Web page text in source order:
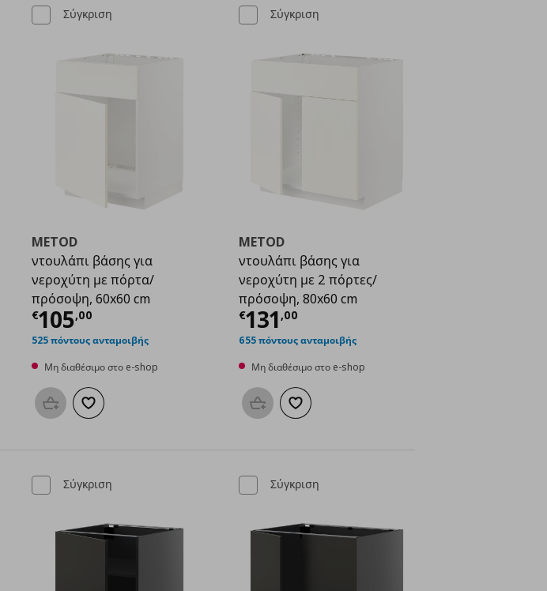
€ 80,00
Σύγκριση
METOD
ντουλάπι βάσης για
νεροχύτη με πόρτα/
πρόσοψη, 60x60 cm
€105,00
Τρέχουσα τιμή € 105,00
525 πόντους ανταμοιβής
Μη διαθέσιμο στο e-shop
Προσθήκη στο καλάθι
Προσθήκη στα αγαπημένα
Σύγκριση
METOD
ντουλάπι βάσης για
νεροχύτη με 2 πόρτες/
πρόσοψη, 80x60 cm
€131,00
Τρέχουσα τιμή
655 πόντους ανταμοιβής
Μη διαθέσιμο στο e-shop
Προσθήκη στο καλάθι
Προσθήκη στα αγαπημένα
Σύγκριση Σύγκριση